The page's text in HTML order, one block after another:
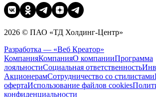
2026 © ПАО «ТД Холдинг-Центр»
Разработка — «Веб Креатор»
КомпанияКомпанияО компанииПрограмма
лояльностиСоциальная ответственность
АкционерамСотрудничество со стилистами
офертаИспользование файлов cookies
конфиденциальности